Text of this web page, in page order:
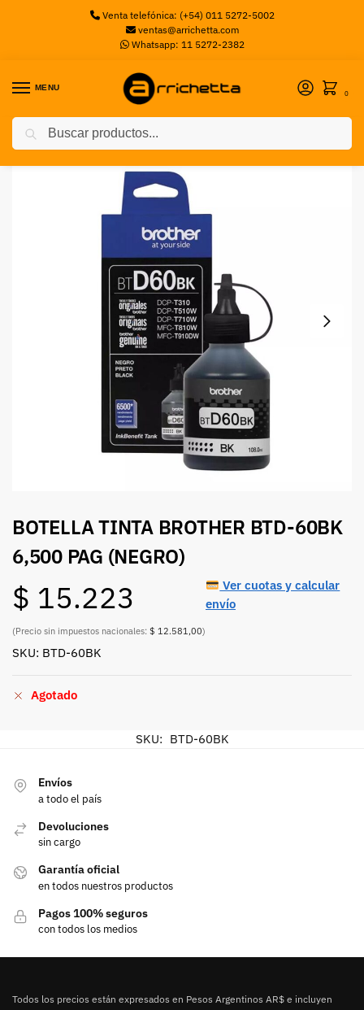
Venta telefónica: (+54) 011 5272-5002
ventas@arrichetta.com
Whatsapp: 11 5272-2382
MENU
0
Inicio Tinta / BOTELLA TINTA BROTHER BTD-60BK 6,500 PAG (NEGRO)
BOTELLA TINTA BROTHER BTD-60BK
6,500 PAG (NEGRO)
$ 15.223
(Precio sin impuestos nacionales: $ 12.581,00)
Ver cuotas y calcular
envío
SKU: BTD-60BK
Agotado
SKU: BTD-60BK
Envíos
a todo el país
Devoluciones
sin cargo
Garantía oficial
en todos nuestros productos
Pagos 100% seguros
con todos los medios
Todos los precios están expresados en Pesos Argentinos AR$ e incluyen